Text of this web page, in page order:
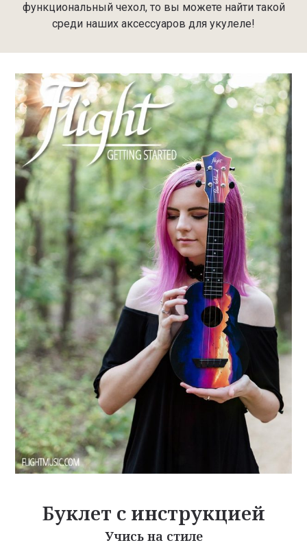
функциональный чехол, то вы можете найти такой
среди наших аксессуаров для укулеле!
Буклет с инструкцией
Учись на стиле